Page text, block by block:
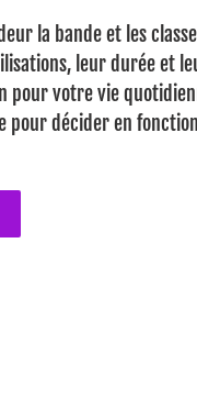
la bande et les
leur durée et
pour votre vie
décider en